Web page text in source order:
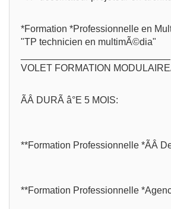
*Formation *Professionnelle en
"TP technicien en multimÃ©dia"
VOLET FORMATION
ÃÂ DURÃ â°E 5 MOIS:
**Formation Professionnelle *ÃÂ
**Formation Professionnelle